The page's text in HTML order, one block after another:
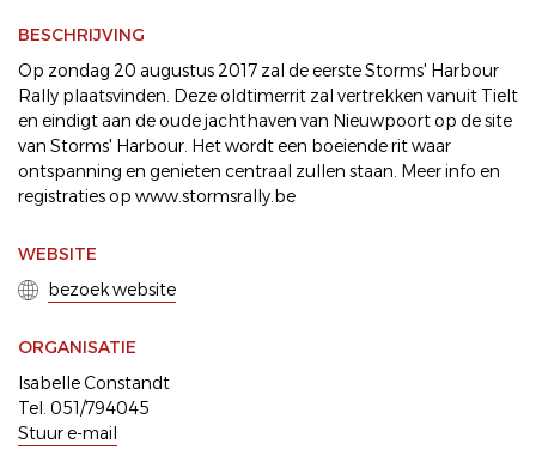
BESCHRIJVING
Op zondag 20 augustus 2017 zal de eerste Storms' Harbour
Rally plaatsvinden. Deze oldtimerrit zal vertrekken vanuit Tielt
en eindigt aan de oude jachthaven van Nieuwpoort op de site
van Storms' Harbour. Het wordt een boeiende rit waar
ontspanning en genieten centraal zullen staan. Meer info en
registraties op www.stormsrally.be
WEBSITE
bezoek website
ORGANISATIE
Isabelle Constandt
Tel. 051/794045
Stuur e-mail